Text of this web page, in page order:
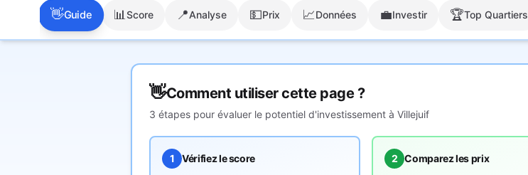
👋Guide 📊 Score 📍Analyse 💵Prix 📈Données 💼Investir 🏆Top Quartiers
👋Comment utiliser cette page ?
3 étapes pour évaluer le potentiel d'investissement à Villejuif
1 Vérifiez le score 2 Comparez les prix